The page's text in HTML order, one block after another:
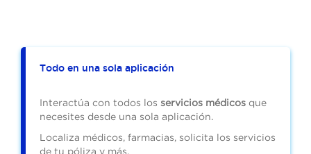
Todo en una sola aplicación
Interactúa con todos los servicios médicos que
necesites desde una sola aplicación.
Localiza médicos, farmacias, solicita los servicios
de tu póliza y más.